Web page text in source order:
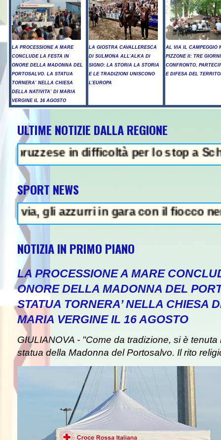
LA PROCESSIONE A MARE
CONCLUDE LA FESTA IN
ONORE DELLA MADONNA DEL
PORTOSALVO. LA STATUA
TORNERA’ NELLA CHIESA
DELLA NATIVITA’ DI MARIA
VERGINE IL 16 AGOSTO
LA GIOSTRA CAVALLERESCA
DI SULMONA ALL’ALKA DI
SIGNO: LA STORIA LA STORIA
E LE TRADIZIONI UNISCONO
L’EUROPA
AL VIA IL CAMPEGGIO
PIZZONE II: TRE
CONFRONTO,
E DIFESA DEL
ULTIME NOTIZIE DALLA REGIONE
in difficoltà per lo stop a
SPORT NEWS
azzurri in gara con il fiocco nero per
NOTIZIA IN PRIMO PIANO
LA PROCESSIONE A MARE
ONORE DELLA MADONNA DEL
STATUA TORNERA’ NELLA CHIESA
MARIA VERGINE IL 16 AGOSTO
GIULIANOVA - "Come da tradizione, si è
statua della Madonna del Portosalvo. Il rito
- In Europa occidentale